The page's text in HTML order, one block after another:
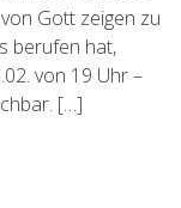
Gott zeigen zu
berufen hat,
von 19 Uhr –
[…]